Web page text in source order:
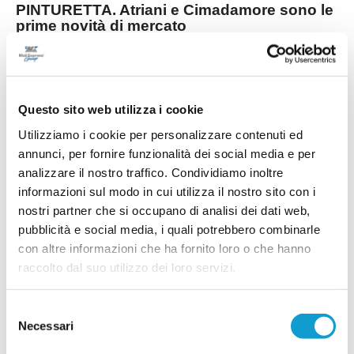
Questo sito web utilizza i cookie
Utilizziamo i cookie per personalizzare contenuti ed
annunci, per fornire funzionalità dei social media e per
analizzare il nostro traffico. Condividiamo inoltre
informazioni sul modo in cui utilizza il nostro sito con i
nostri partner che si occupano di analisi dei dati web,
pubblicità e social media, i quali potrebbero combinarle
con altre informazioni che ha fornito loro o che hanno
raccolto dal suo utilizzo dei loro servizi.
delNecessari
PINTURETTA. Atriani e Cimadamore sono le
prime novità di mercato
La Pinturetta Falcor apre ufficialmente il proprio
mercato in vista della stagione 2026/2027 con
due innesti. La società rossoblù ha annunciato
primi rinforz
21/07/2026
PORTO SANT'ELPIDIO. Cannoni nuovo DS:
"Ripartiamo con idee chiare"
Ripartire da zero, puntando sui giovani del
questa la missione di Alessandro Cannoni, nuovo
direttore sportivo del Porto Sant'Elpidio, chiamato
campionato di Promo...leggi
20/07/2026
riconferme
Il Piane MG prosegue la costruzione della rosa in